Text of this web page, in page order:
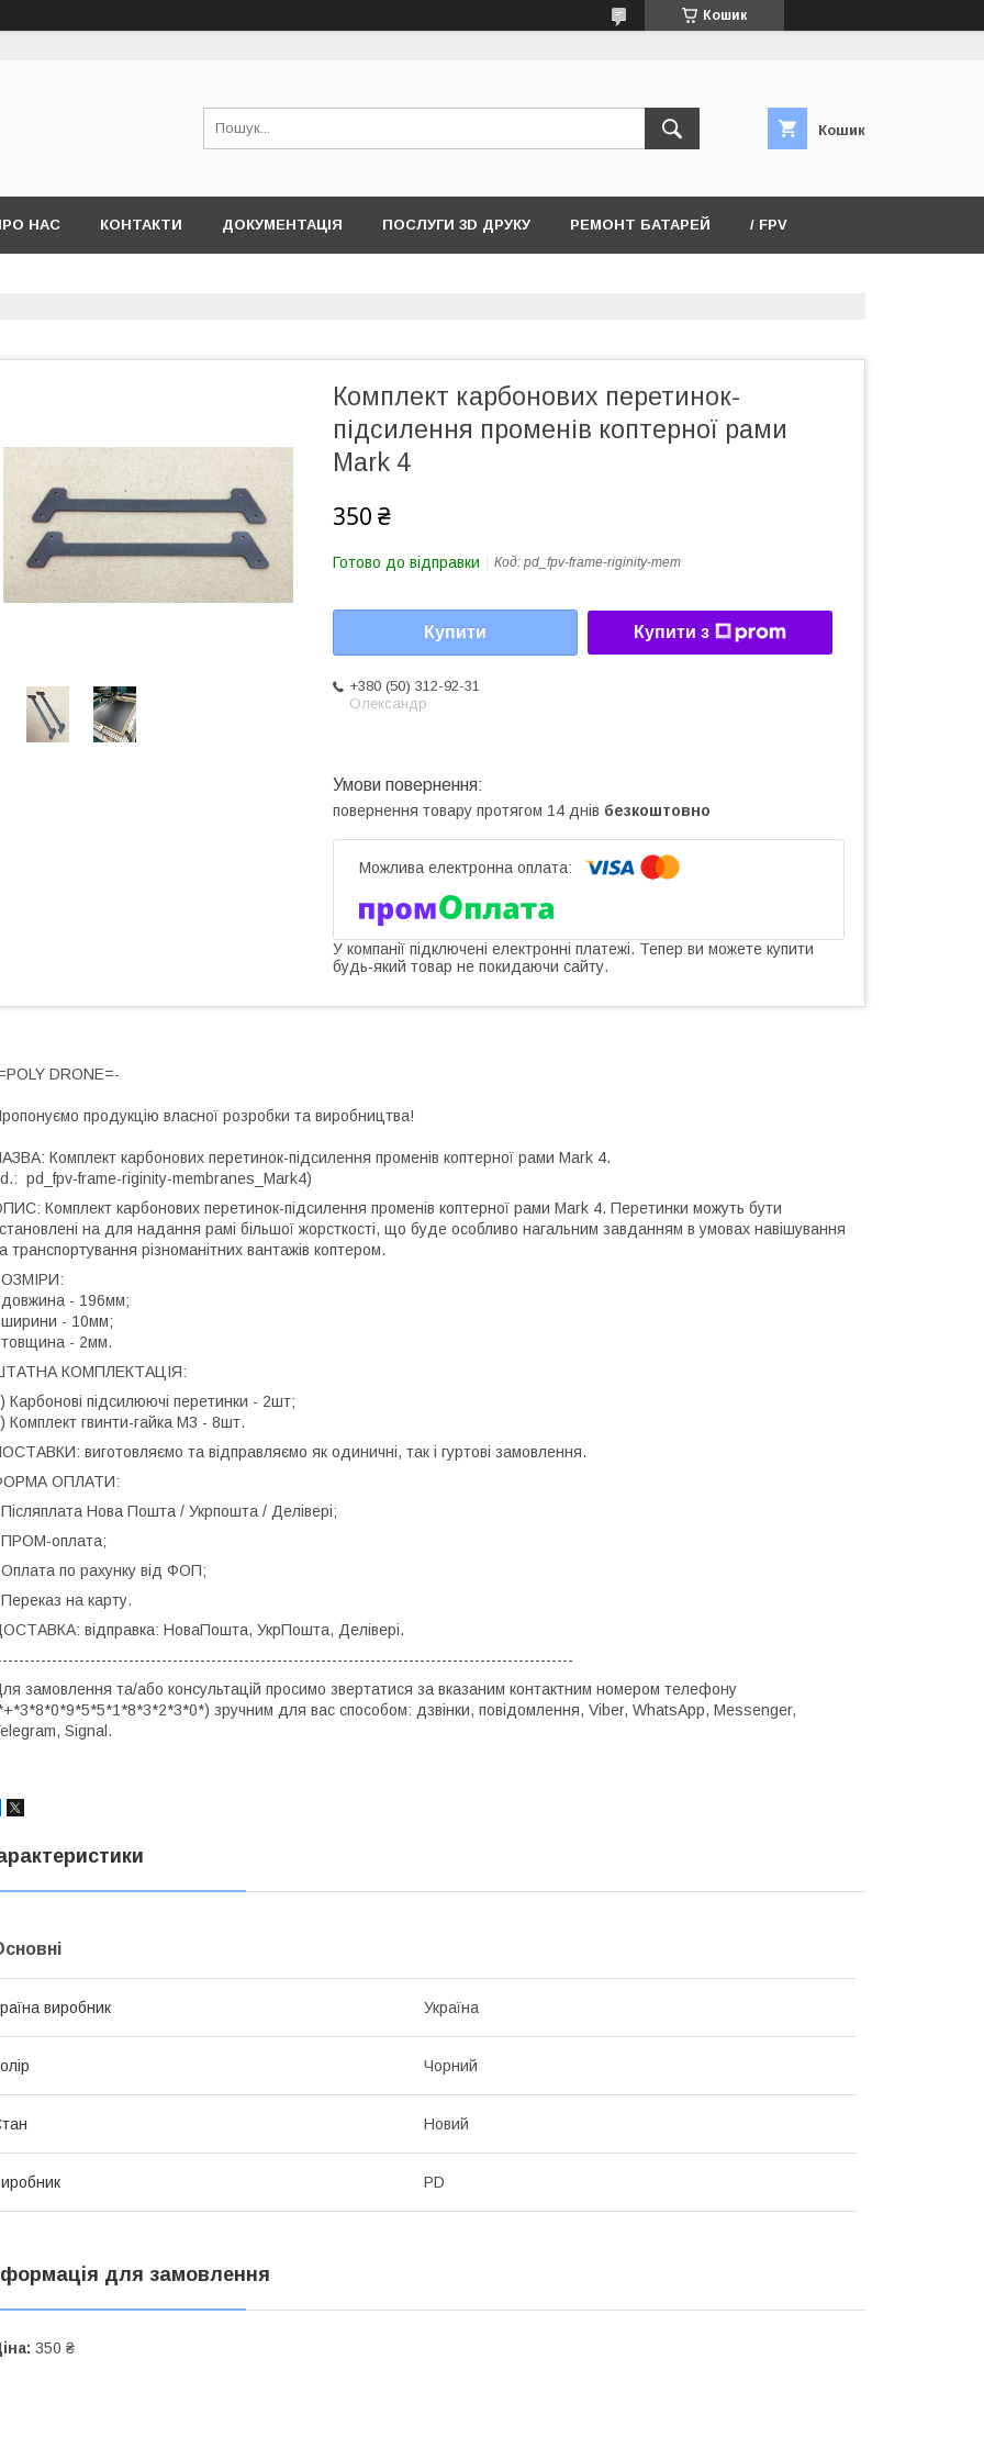
Кошик
Кошик
НАС КОНТАКТИ ДОКУМЕНТАЦІЯ ПОСЛУГИ 3D ДРУКУ РЕМОНТ БАТАРЕЙ / FPV
Комплект карбонових перетинок-
підсилення променів коптерної рами
Mark 4
350 ₴
Готово до відправки Код: pd_fpv-frame-riginity-mem
Купити Купити з
+380 (50) 312-92-31
Олександр
повернення товару протягом 14 днів безкоштовно
У компанії підключені електронні платежі. Тепер ви можете купити
будь-який товар не покидаючи сайту.
DRONE=-
продукцію власної розробки та виробництва!
Комплект карбонових перетинок-підсилення променів коптерної рами Mark 4.
pd_fpv-frame-riginity-membranes_Mark4)
Комплект карбонових перетинок-підсилення променів коптерної рами Mark 4. Перетинки можуть бути
на для надання рамі більшої жорсткості, що буде особливо нагальним завданням в умовах навішування
транспортування різноманітних вантажів коптером.
- 196мм;
- 10мм;
- 2мм.
КОМПЛЕКТАЦІЯ:
Карбонові підсилюючі перетинки - 2шт;
Комплект гвинти-гайка М3 - 8шт.
виготовляємо та відправляємо як одиничні, так і гуртові замовлення.
ОПЛАТИ:
Нова Пошта / Укрпошта / Делівері;
оплата;
по рахунку від ФОП;
на карту.
відправка: НоваПошта, УкрПошта, Делівері.
замовлення та/або консультацій просимо звертатися за вказаним контактним номером телефону
зручним для вас способом: дзвінки, повідомлення, Viber, WhatsApp, Messenger,
Signal.
виробник Україна
Чорний
Новий
PD
для замовлення
350 ₴